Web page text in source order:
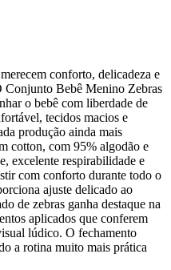
conforto, delicadeza e
Conjunto Bebê Menino Zebras
o bebê com liberdade de
tecidos macios e
produção ainda mais
cotton, com 95% algodão e
excelente respirabilidade e
com conforto durante todo o
ajuste delicado ao
de zebras ganha destaque na
aplicados que conferem
lúdico. O fechamento
a rotina muito mais prática